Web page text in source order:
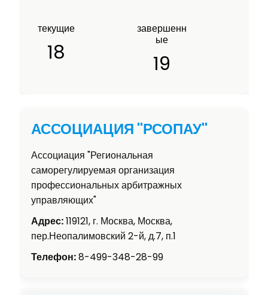
текущие
18
завершенн
ые
19
АССОЦИАЦИЯ "РСОПАУ"
Ассоциация "Региональная
саморегулируемая организация
профессиональных арбитражных
управляющих"
Адрес:119121, г. Москва, Москва,
пер.Неопалимовский 2-й, д.7, п.1
Телефон:8-499-348-28-99